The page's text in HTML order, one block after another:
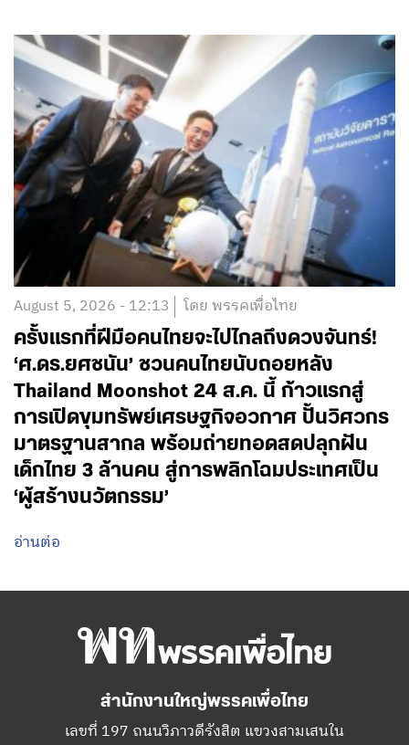
August 5, 2026 - 12:13 โดย พรรคเพื่อไทย
ครั้งแรกที่ฝีมือคนไทยจะไปไกลถึงดวงจันทร์!
‘ศ.ดร.ยศชนัน’ ชวนคนไทยนับถอยหลัง
Thailand Moonshot 24 ส.ค. นี้ ก้าวแรกสู่
การเปิดขุมทรัพย์เศรษฐกิจอวกาศ ปั้นวิศวกร
มาตรฐานสากล พร้อมถ่ายทอดสดปลุกฝัน
เด็กไทย 3 ล้านคน สู่การพลิกโฉมประเทศเป็น
‘ผู้สร้างนวัตกรรม’
อ่านต่อ
สำนักงานใหญ่พรรคเพื่อไทย
เลขที่ 197 ถนนวิภาวดีรังสิต แขวงสามเสนใน